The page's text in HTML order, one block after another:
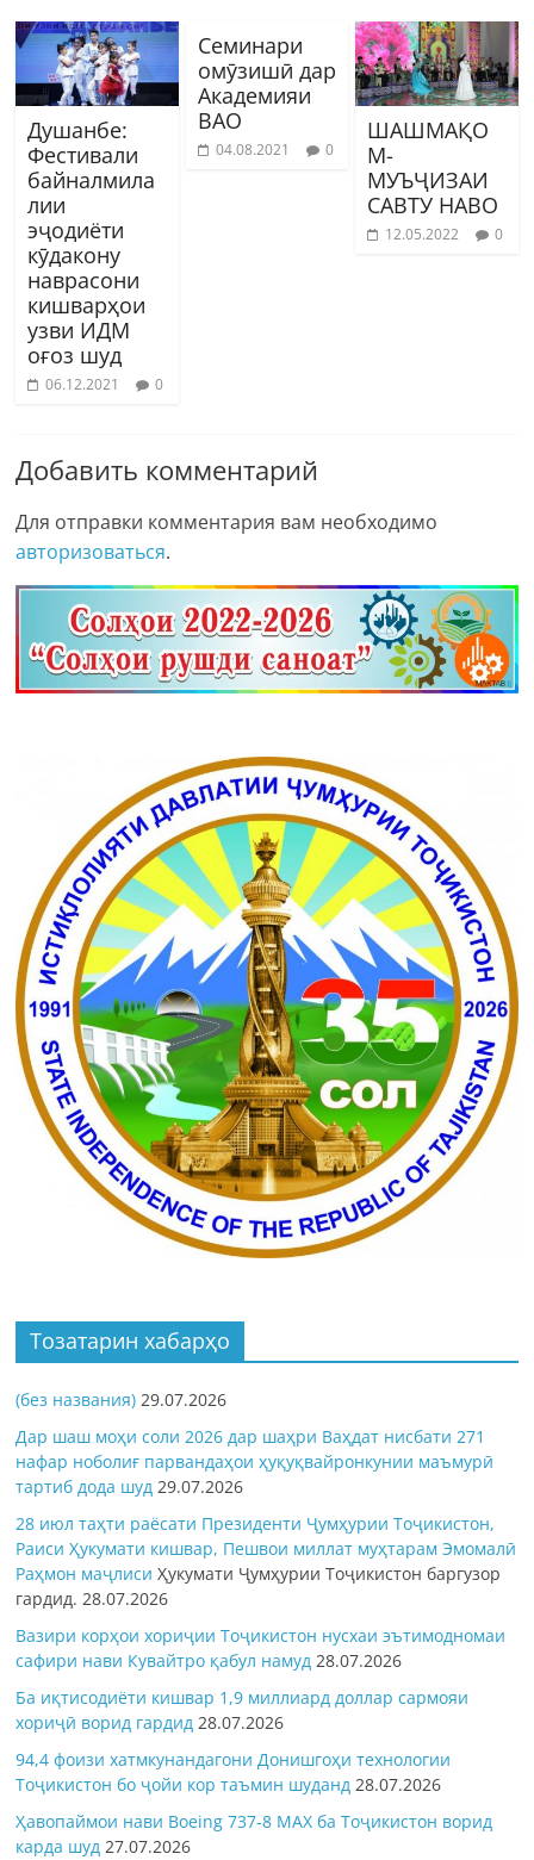
Душанбе:
Фестивали
байналмила
лии
эҷодиёти
кӯдакону
наврасони
кишварҳои
узви ИДМ
оғоз шуд
06.12.2021 0
Семинари
омӯзишӣ дар
Академияи
ВАО
04.08.2021 0
ШАШМАҚО
М-
МУЪҶИЗАИ
САВТУ НАВО
12.05.2022 0
Добавить комментарий
Для отправки комментария вам необходимо
авторизоваться.
Тозатарин хабарҳо
(без названия) 29.07.2026
Дар шаш моҳи соли 2026 дар шаҳри Ваҳдат нисбати 271
нафар ноболиғ парвандаҳои ҳуқуқвайронкунии маъмурӣ
тартиб дода шуд 29.07.2026
28 июл таҳти раёсати Президенти Ҷумҳурии Тоҷикистон,
Раиси Ҳукумати кишвар, Пешвои миллат муҳтарам Эмомалӣ
Раҳмон маҷлисиҲукумати Ҷумҳурии Тоҷикистон баргузор
гардид.28.07.2026
Вазири корҳои хориҷии Тоҷикистон нусхаи эътимодномаи
сафири нави Кувайтро қабул намуд 28.07.2026
Ба иқтисодиёти кишвар 1,9 миллиард доллар сармояи
хориҷӣ ворид гардид 28.07.2026
94,4 фоизи хатмкунандагони Донишгоҳи технологии
Тоҷикистон бо ҷойи кор таъмин шуданд 28.07.2026
Ҳавопаймои нави Boeing 737-8 MAX ба Тоҷикистон ворид
карда шуд 27.07.2026